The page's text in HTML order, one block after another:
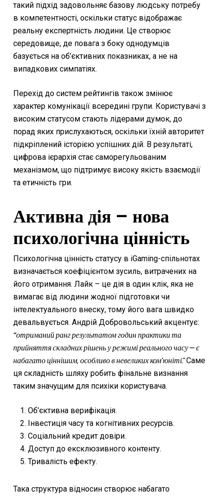
такий підхід задовольняє базову людську потребу
в компетентності, оскільки статус відображає
реальну експертність людини. Це створює
середовище, де повага з боку однодумців
базується на об’єктивних показниках, а не на
випадкових симпатіях.
Перехід до систем рейтингів також змінює
характер комунікації всередині групи. Користувачі з
високим статусом стають лідерами думок, до
порад яких прислухаються, оскільки їхній авторитет
підкріплений історією успішних дій. В результаті,
цифрова ієрархія стає саморегульованим
механізмом, що підтримує високу якість взаємодії
та етичність гри.
Активна дія – нова
психологічна цінність
Психологічна цінність статусу в iGaming-спільнотах
визначається коефіцієнтом зусиль, витрачених на
його отримання. Лайк – це дія в один клік, яка не
вимагає від людини жодної підготовки чи
інтелектуального внеску, тому його вага швидко
девальвується. Андрій Добровольський акцентує:
“отриманий ранг результатом годин практики та
прийняття складних рішень у режимі реального часу – є
набагато ціннішим, особливо в невеликих ком’юніті.”Саме
ця складність шляху робить фінальне визнання
таким значущим для психіки користувача.
Об’єктивна верифікація.
Інвестиція часу та когнітивних ресурсів.
Соціальний кредит довіри.
Доступ до ексклюзивного контенту.
Тривалість ефекту.
Така структура відносин створює набагато